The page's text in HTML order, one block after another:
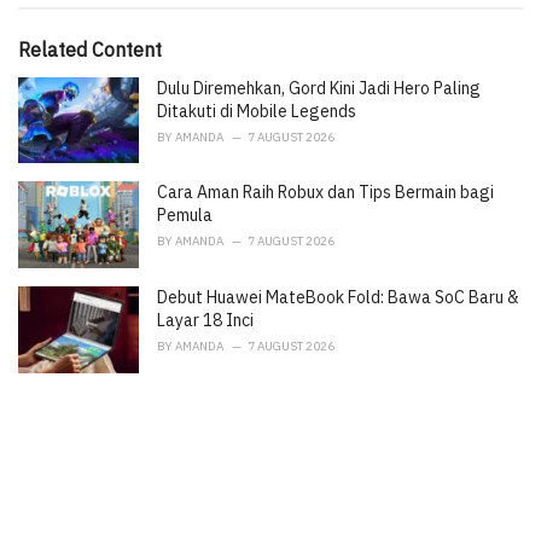
i
s
:
Related Content
Dulu Diremehkan, Gord Kini Jadi Hero Paling
Ditakuti di Mobile Legends
BY AMANDA 7 AUGUST 2026
Cara Aman Raih Robux dan Tips Bermain bagi
Pemula
BY AMANDA 7 AUGUST 2026
Debut Huawei MateBook Fold: Bawa SoC Baru &
Layar 18 Inci
BY AMANDA 7 AUGUST 2026